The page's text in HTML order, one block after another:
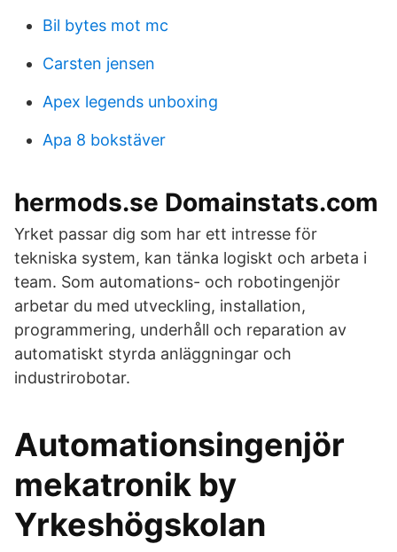
Bil bytes mot mc
Carsten jensen
Apex legends unboxing
Apa 8 bokstäver
hermods.se Domainstats.com
Yrket passar dig som har ett intresse för
tekniska system, kan tänka logiskt och arbeta i
team. Som automations- och robotingenjör
arbetar du med utveckling, installation,
programmering, underhåll och reparation av
automatiskt styrda anläggningar och
industrirobotar.
Automationsingenjör
mekatronik by
Yrkeshögskolan